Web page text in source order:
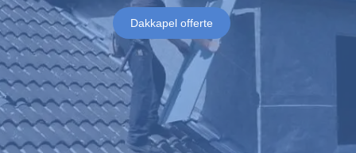
Dakkapel offerte